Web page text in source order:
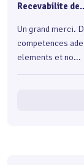
Recevabilite
Un grand merci.
competences
elements et no...